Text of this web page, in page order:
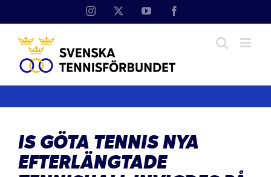
Instagram YouTube
IS GÖTA TENNIS NYA
EFTERLÄNGTADE